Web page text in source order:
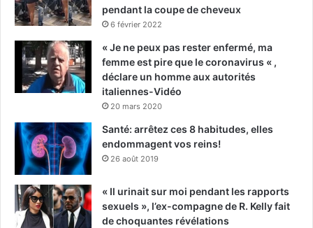
pendant la coupe de cheveux
6 février 2022
« Je ne peux pas rester enfermé, ma
femme est pire que le coronavirus « ,
déclare un homme aux autorités
italiennes-Vidéo
20 mars 2020
Santé: arrêtez ces 8 habitudes, elles
endommagent vos reins!
26 août 2019
« Il urinait sur moi pendant les rapports
sexuels », l’ex-compagne de R. Kelly fait
de choquantes révélations